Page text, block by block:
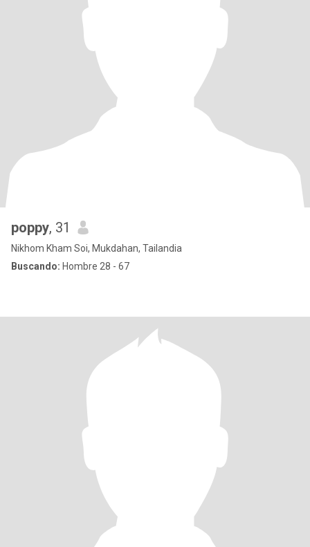
poppy, 31
Nikhom Kham Soi, Mukdahan, Tailandia
Buscando: Hombre 28 - 67